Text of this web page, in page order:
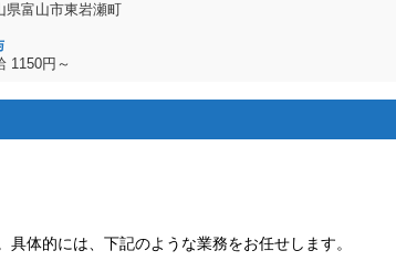
県富山市東岩瀬町
1150円～
体的には、下記のような業務をお任せします。